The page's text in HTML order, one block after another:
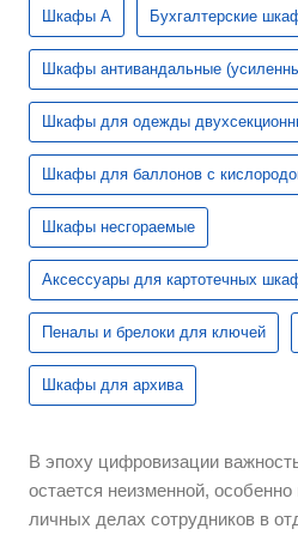
Шкафы А Бухгалтерские
Шкафы антивандальные
Шкафы для одежды
Шкафы для баллонов с
Шкафы несгораемые
Аксессуары для картотечных
Пеналы и брелоки для ключей
Шкафы для архива
В эпоху цифровизации
остается неизменной, особенно
личных делах сотрудников в